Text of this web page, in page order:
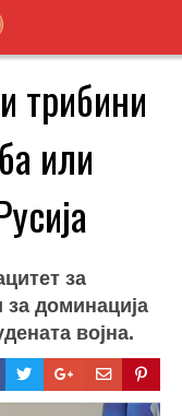
трибини
или
за
за доминација
војна.